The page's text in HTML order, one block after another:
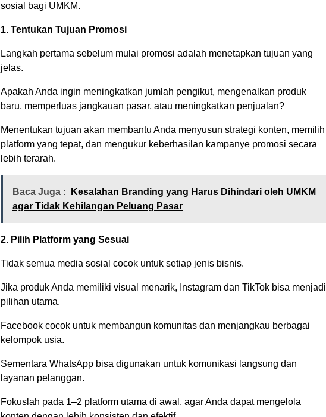
sosial bagi UMKM.
1. Tentukan Tujuan Promosi
Langkah pertama sebelum mulai promosi adalah menetapkan tujuan yang
jelas.
Apakah Anda ingin meningkatkan jumlah pengikut, mengenalkan produk
baru, memperluas jangkauan pasar, atau meningkatkan penjualan?
Menentukan tujuan akan membantu Anda menyusun strategi konten, memilih
platform yang tepat, dan mengukur keberhasilan kampanye promosi secara
lebih terarah.
Baca Juga :
Kesalahan Branding yang Harus Dihindari oleh UMKM
agar Tidak Kehilangan Peluang Pasar
2. Pilih Platform yang Sesuai
Tidak semua media sosial cocok untuk setiap jenis bisnis.
Jika produk Anda memiliki visual menarik, Instagram dan TikTok bisa menjadi
pilihan utama.
Facebook cocok untuk membangun komunitas dan menjangkau berbagai
kelompok usia.
Sementara WhatsApp bisa digunakan untuk komunikasi langsung dan
layanan pelanggan.
Fokuslah pada 1–2 platform utama di awal, agar Anda dapat mengelola